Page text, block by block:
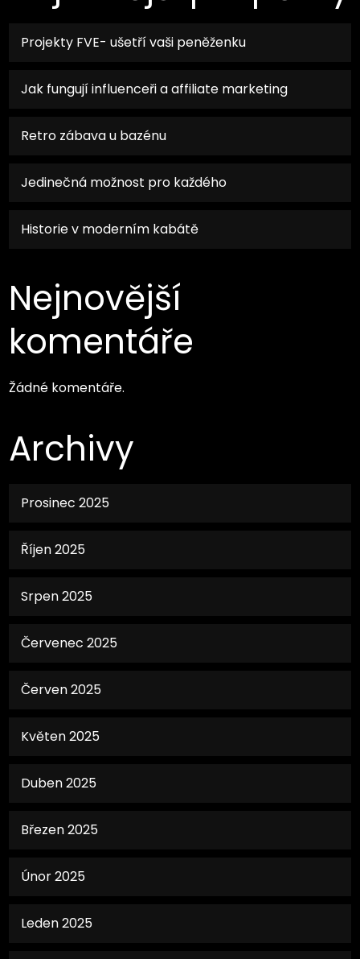
Projekty FVE- ušetří vaši peněženku
Jak fungují influenceři a affiliate marketing
Retro zábava u bazénu
Jedinečná možnost pro každého
Historie v moderním kabátě
Nejnovější
komentáře
Žádné komentáře.
Archivy
Prosinec 2025
Říjen 2025
Srpen 2025
Červenec 2025
Červen 2025
Květen 2025
Duben 2025
Březen 2025
Únor 2025
Leden 2025